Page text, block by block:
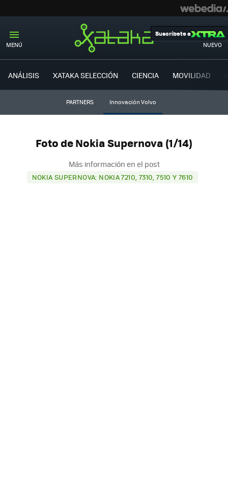
MENÚ NUEVO
Suscríbete a
ANÁLISIS XATAKA SELECCIÓN CIENCIA MOVILIDAD
PARTNERS Innovación Volvo
Foto de Nokia Supernova (1/14)
Más información en el post
NOKIA SUPERNOVA: NOKIA 7210, 7310, 7510 Y 7610